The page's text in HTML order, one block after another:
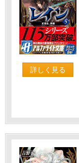
詳しく見る